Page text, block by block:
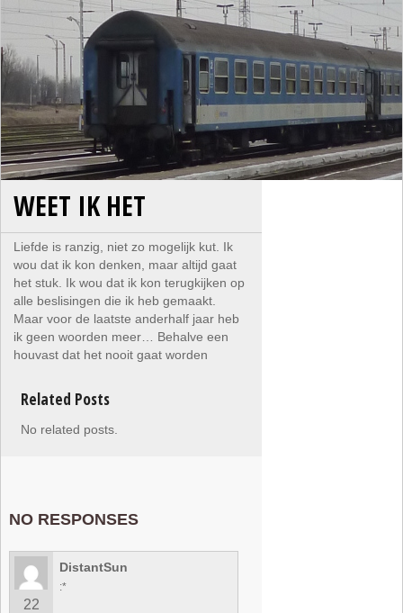
WEET IK HET
Liefde is ranzig, niet zo mogelijk kut. Ik
wou dat ik kon denken, maar altijd gaat
het stuk. Ik wou dat ik kon terugkijken op
alle beslisingen die ik heb gemaakt.
Maar voor de laatste anderhalf jaar heb
ik geen woorden meer… Behalve een
houvast dat het nooit gaat worden
Related Posts
No related posts.
NO RESPONSES
22
DistantSun
:*